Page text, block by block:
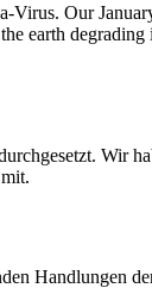
Our
Wir
Handlungen